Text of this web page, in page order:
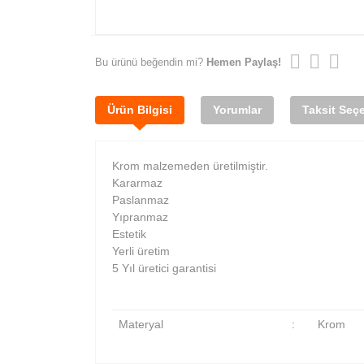
Bu ürünü beğendin mi? Hemen Paylaş!
Ürün Bilgisi Yorumlar Taksit
Krom malzemeden üretilmiştir.
Kararmaz
Paslanmaz
Yıpranmaz
Estetik
Yerli üretim
5 Yıl üretici garantisi
Materyal : Krom